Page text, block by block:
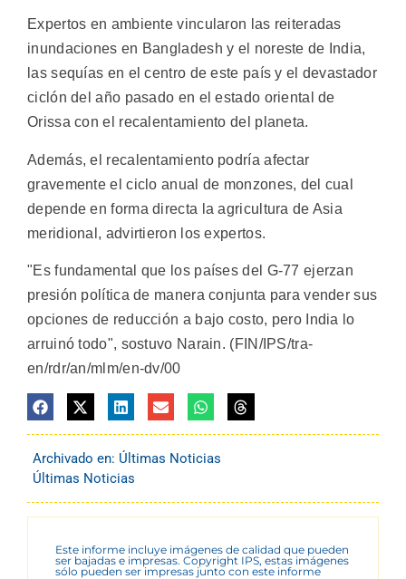
Expertos en ambiente vincularon las reiteradas
inundaciones en Bangladesh y el noreste de India,
las sequías en el centro de este país y el devastador
ciclón del año pasado en el estado oriental de
Orissa con el recalentamiento del planeta.
Además, el recalentamiento podría afectar
gravemente el ciclo anual de monzones, del cual
depende en forma directa la agricultura de Asia
meridional, advirtieron los expertos.
"Es fundamental que los países del G-77 ejerzan
presión política de manera conjunta para vender sus
opciones de reducción a bajo costo, pero India lo
arruinó todo", sostuvo Narain. (FIN/IPS/tra-
en/rdr/an/mlm/en-dv/00
Archivado en: Últimas Noticias
Últimas Noticias
Este informe incluye imágenes de calidad que pueden
ser bajadas e impresas. Copyright IPS, estas imágenes
sólo pueden ser impresas junto con este informe